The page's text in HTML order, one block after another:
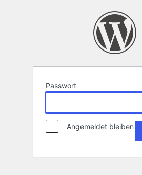
Passwort
Angemeldet bleiben